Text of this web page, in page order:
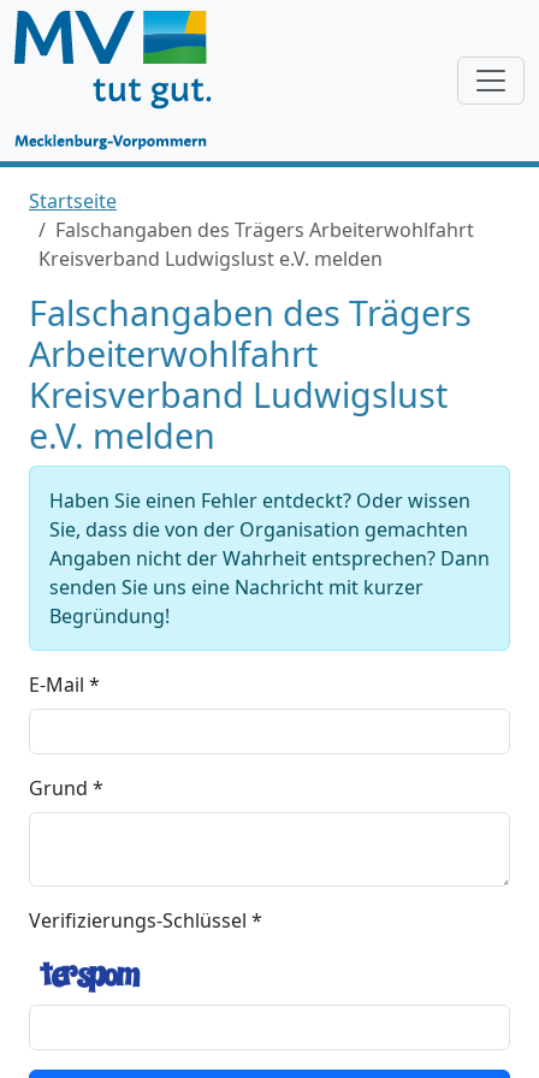
Startseite
Falschangaben des Trägers Arbeiterwohlfahrt
Kreisverband Ludwigslust e.V. melden
Falschangaben des Trägers
Arbeiterwohlfahrt
Kreisverband Ludwigslust
e.V. melden
Haben Sie einen Fehler entdeckt? Oder wissen
Sie, dass die von der Organisation gemachten
Angaben nicht der Wahrheit entsprechen? Dann
senden Sie uns eine Nachricht mit kurzer
Begründung!
E-Mail *
Grund *
Verifizierungs-Schlüssel *